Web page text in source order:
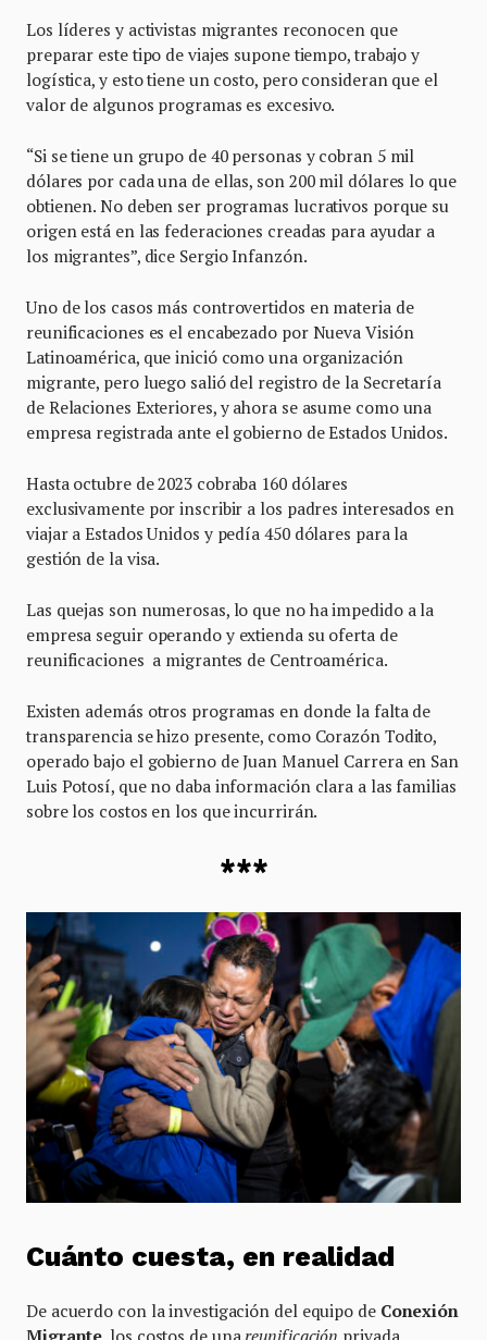
Los líderes y activistas migrantes reconocen que
preparar este tipo de viajes supone tiempo, trabajo y
logística, y esto tiene un costo, pero consideran que el
valor de algunos programas es excesivo.
“Si se tiene un grupo de 40 personas y cobran 5 mil
dólares por cada una de ellas, son 200 mil dólares lo que
obtienen. No deben ser programas lucrativos porque su
origen está en las federaciones creadas para ayudar a
los migrantes”, dice Sergio Infanzón.
Uno de los casos más controvertidos en materia de
reunificaciones es el encabezado por Nueva Visión
Latinoamérica, que inició como una organización
migrante, pero luego salió del registro de la Secretaría
de Relaciones Exteriores, y ahora se asume como una
empresa registrada ante el gobierno de Estados Unidos.
Hasta octubre de 2023 cobraba 160 dólares
exclusivamente por inscribir a los padres interesados en
viajar a Estados Unidos y pedía 450 dólares para la
gestión de la visa.
Las quejas son numerosas, lo que no ha impedido a la
empresa seguir operando y extienda su oferta de
reunificaciones a migrantes de Centroamérica.
Existen además otros programas en donde la falta de
transparencia se hizo presente, como Corazón Todito,
operado bajo el gobierno de Juan Manuel Carrera en San
Luis Potosí, que no daba información clara a las familias
sobre los costos en los que incurrirán.
***
Cuánto cuesta, en realidad
De acuerdo con la investigación del equipo de Conexión